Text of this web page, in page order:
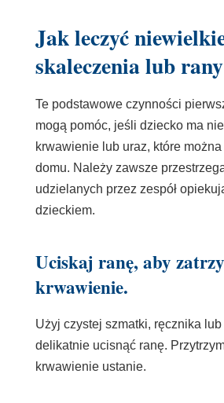
Jak leczyć
skaleczenia lub rany
Te podstawowe czynności
mogą pomóc, jeśli dziecko ma
krwawienie lub uraz, które
domu. Należy zawsze
udzielanych przez zespół
dzieckiem.
Uciskaj ranę, aby
krwawienie.
Użyj czystej szmatki, ręcznika lub
delikatnie ucisnąć ranę.
krwawienie ustanie.